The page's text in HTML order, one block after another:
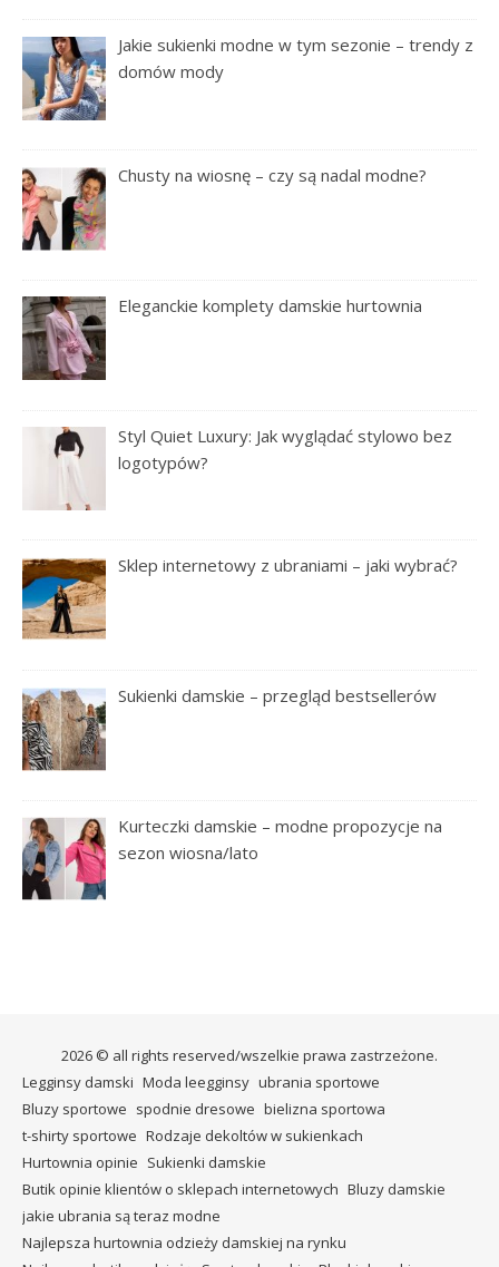
Jakie sukienki modne w tym sezonie – trendy z
domów mody
Chusty na wiosnę – czy są nadal modne?
Eleganckie komplety damskie hurtownia
Styl Quiet Luxury: Jak wyglądać stylowo bez
logotypów?
Sklep internetowy z ubraniami – jaki wybrać?
Sukienki damskie – przegląd bestsellerów
Kurteczki damskie – modne propozycje na
sezon wiosna/lato
2026 © all rights reserved/wszelkie prawa zastrzeżone.
Legginsy damski Moda leegginsy ubrania sportowe
Bluzy sportowe spodnie dresowe bielizna sportowa
t-shirty sportowe Rodzaje dekoltów w sukienkach
Hurtownia opinie Sukienki damskie
Butik opinie klientów o sklepach internetowych Bluzy damskie
jakie ubrania są teraz modne
Najlepsza hurtownia odzieży damskiej na rynku